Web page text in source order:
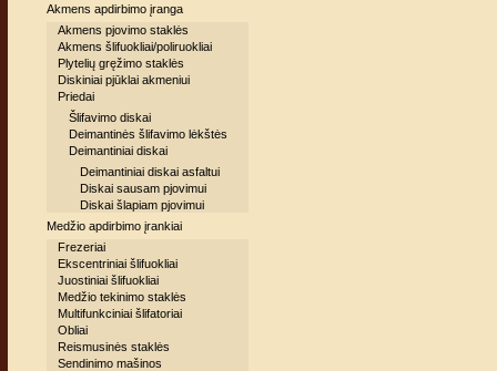
Akmens apdirbimo įranga
Akmens pjovimo staklės
Akmens šlifuokliai/poliruokliai
Plytelių gręžimo staklės
Diskiniai pjūklai akmeniui
Priedai
Šlifavimo diskai
Deimantinės šlifavimo lėkštės
Deimantiniai diskai
Deimantiniai diskai asfaltui
Diskai sausam pjovimui
Diskai šlapiam pjovimui
Medžio apdirbimo įrankiai
Frezeriai
Ekscentriniai šlifuokliai
Juostiniai šlifuokliai
Medžio tekinimo staklės
Multifunkciniai šlifatoriai
Obliai
Reismusinės staklės
Sendinimo mašinos